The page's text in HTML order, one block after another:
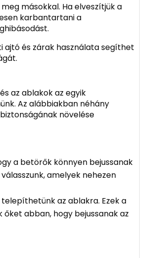
másokkal. Ha elveszítjük a
karbantartani a
és zárak használata segíthet
az ablakok az egyik
Az alábbiakban néhány
növelése
a betörők könnyen bejussanak
amelyek nehezen
az ablakra. Ezek a
abban, hogy bejussanak az